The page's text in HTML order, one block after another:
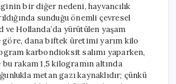
bir diğer nedeni, hayvancılık
sunduğu önemli çevresel
ve Hollanda’da yürütülen yaşam
dana biftek üretimi yarım kilo
karbondioksit salımı yaparken,
rakam 1,5 kilogramın altında
metan gazı kaynaklıdır; çünkü